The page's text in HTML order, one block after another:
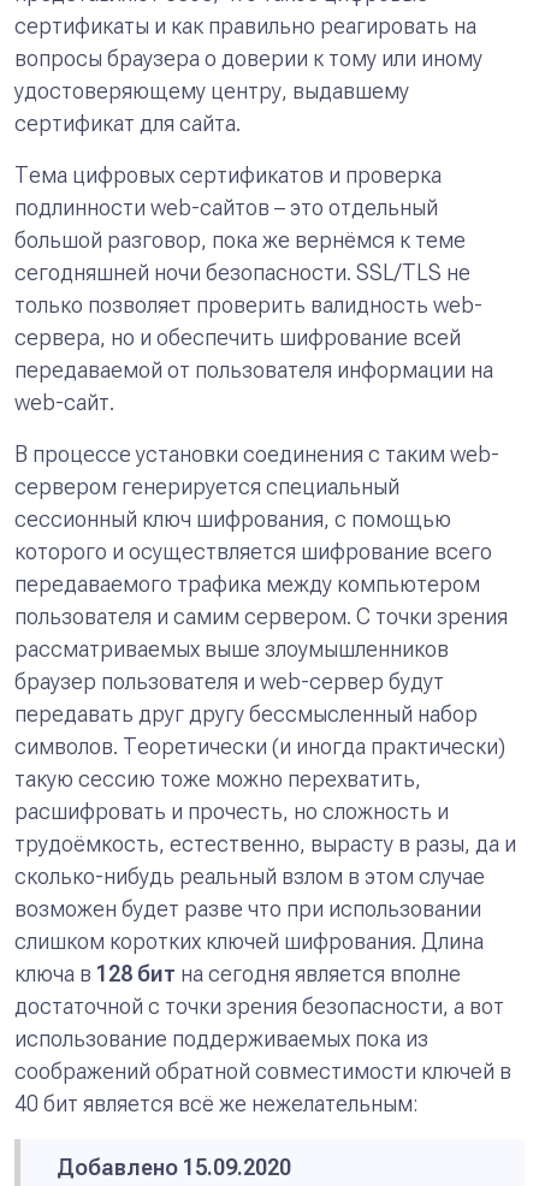
сертификаты и как правильно реагировать на
вопросы браузера о доверии к тому или иному
удостоверяющему центру, выдавшему
сертификат для сайта.
Тема цифровых сертификатов и проверка
подлинности web-сайтов – это отдельный
большой разговор, пока же вернёмся к теме
сегодняшней ночи безопасности. SSL/TLS не
только позволяет проверить валидность web-
сервера, но и обеспечить шифрование всей
передаваемой от пользователя информации на
web-сайт.
В процессе установки соединения с таким web-
сервером генерируется специальный
сессионный ключ шифрования, с помощью
которого и осуществляется шифрование всего
передаваемого трафика между компьютером
пользователя и самим сервером. C точки зрения
рассматриваемых выше злоумышленников
браузер пользователя и web-сервер будут
передавать друг другу бессмысленный набор
символов. Теоретически (и иногда практически)
такую сессию тоже можно перехватить,
расшифровать и прочесть, но сложность и
трудоёмкость, естественно, вырасту в разы, да и
сколько-нибудь реальный взлом в этом случае
возможен будет разве что при использовании
слишком коротких ключей шифрования. Длина
ключа в 128 бит на сегодня является вполне
достаточной с точки зрения безопасности, а вот
использование поддерживаемых пока из
соображений обратной совместимости ключей в
40 бит является всё же нежелательным:
Добавлено 15.09.2020